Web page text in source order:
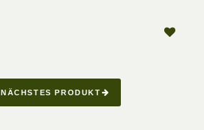
NÄCHSTES PRODUKT